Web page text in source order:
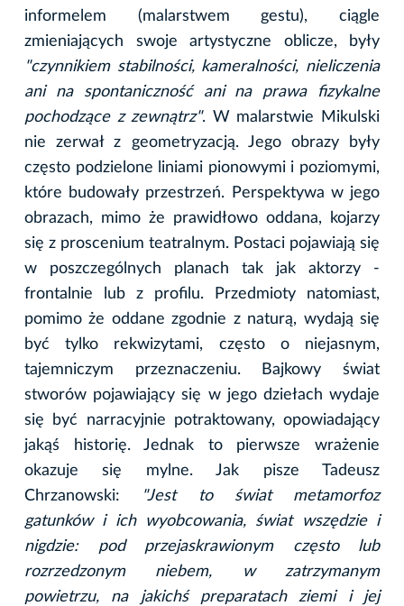
informelem (malarstwem gestu), ciągle
zmieniających swoje artystyczne oblicze, były
"czynnikiem stabilności, kameralności, nieliczenia
ani na spontaniczność ani na prawa fizykalne
pochodzące z zewnątrz". W malarstwie Mikulski
nie zerwał z geometryzacją. Jego obrazy były
często podzielone liniami pionowymi i poziomymi,
które budowały przestrzeń. Perspektywa w jego
obrazach, mimo że prawidłowo oddana, kojarzy
się z proscenium teatralnym. Postaci pojawiają się
w poszczególnych planach tak jak aktorzy -
frontalnie lub z profilu. Przedmioty natomiast,
pomimo że oddane zgodnie z naturą, wydają się
być tylko rekwizytami, często o niejasnym,
tajemniczym przeznaczeniu. Bajkowy świat
stworów pojawiający się w jego dziełach wydaje
się być narracyjnie potraktowany, opowiadający
jakąś historię. Jednak to pierwsze wrażenie
okazuje się mylne. Jak pisze Tadeusz
Chrzanowski:
"Jest to świat metamorfoz
gatunków i ich wyobcowania, świat wszędzie i
nigdzie: pod przejaskrawionym często lub
rozrzedzonym niebem, w zatrzymanym
powietrzu, na jakichś preparatach ziemi i jej